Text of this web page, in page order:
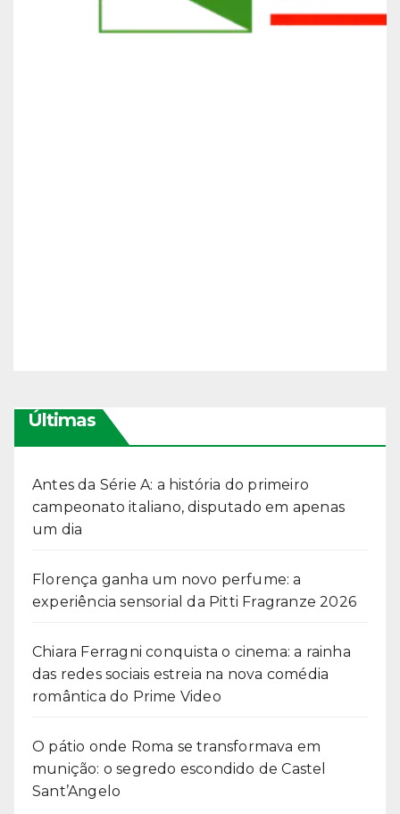
Últimas
Antes da Série A: a história do primeiro
campeonato italiano, disputado em apenas
um dia
Florença ganha um novo perfume: a
experiência sensorial da Pitti Fragranze 2026
Chiara Ferragni conquista o cinema: a rainha
das redes sociais estreia na nova comédia
romântica do Prime Video
O pátio onde Roma se transformava em
munição: o segredo escondido de Castel
Sant’Angelo